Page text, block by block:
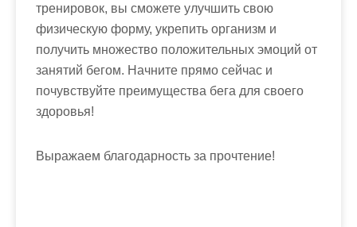
тренировок, вы сможете улучшить свою
физическую форму, укрепить организм и
получить множество положительных эмоций от
занятий бегом. Начните прямо сейчас и
почувствуйте преимущества бега для своего
здоровья!
Выражаем благодарность за прочтение!